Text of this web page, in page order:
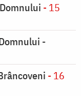
- 15
-
- 16